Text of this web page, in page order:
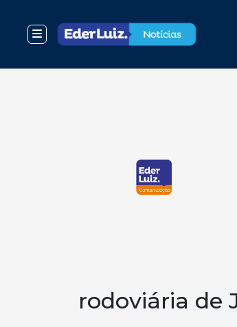
rodoviária de